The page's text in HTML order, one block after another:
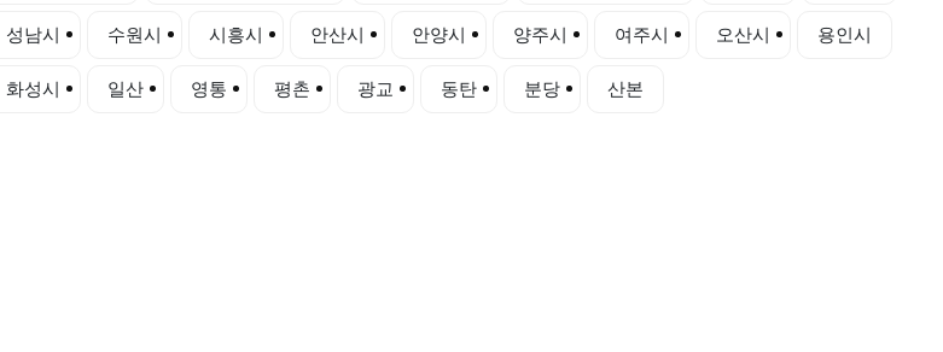
성남시 수원시 시흥시 안산시 안양시 양주시 여주시 오산시 용인시
화성시 일산 영통 평촌 광교 동탄 분당
산본